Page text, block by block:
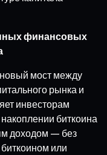
финансовых
мост между
рынка и
инвесторам
биткоина
доходом — без
или